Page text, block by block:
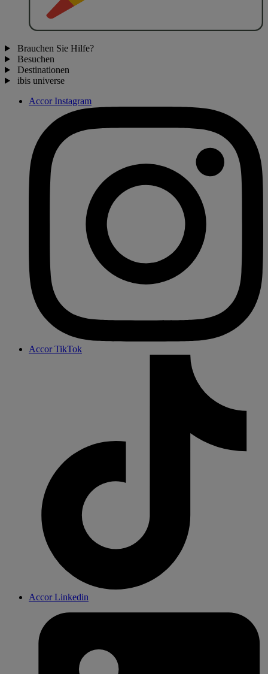
Brauchen Sie Hilfe?
Besuchen
Destinationen
ibis universe
Accor Instagram
Accor TikTok
Accor Linkedin